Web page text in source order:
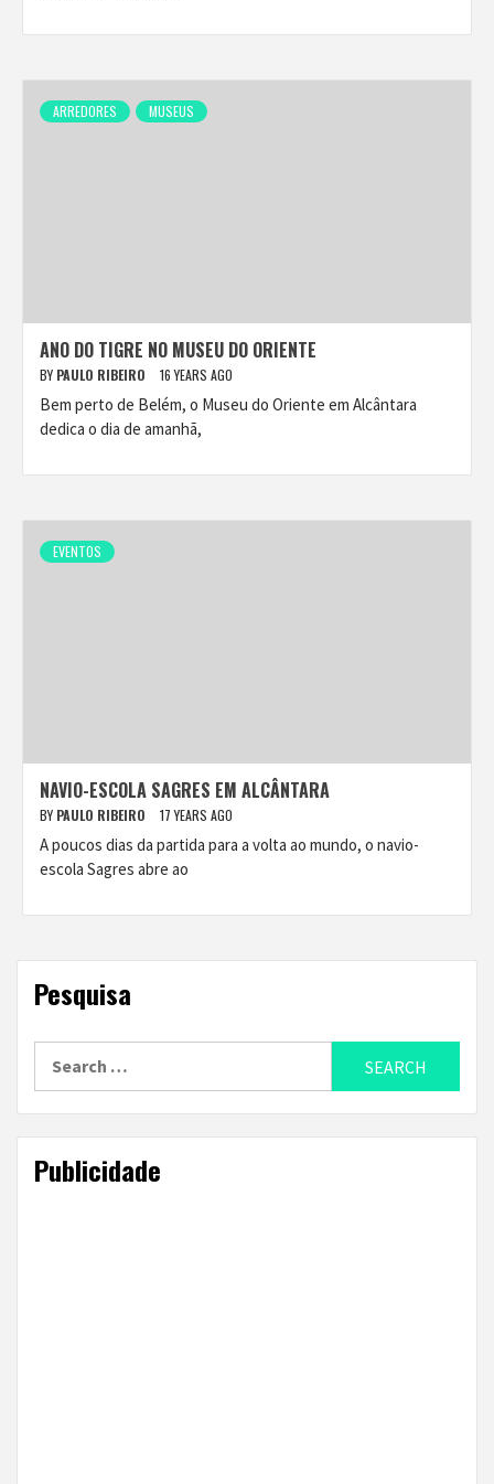
ARREDORES MUSEUS
ANO DO TIGRE NO MUSEU DO ORIENTE
BY PAULO RIBEIRO 16 YEARS AGO
Bem perto de Belém, o Museu do Oriente em Alcântara
dedica o dia de amanhã,
EVENTOS
NAVIO-ESCOLA SAGRES EM ALCÂNTARA
BY PAULO RIBEIRO 17 YEARS AGO
A poucos dias da partida para a volta ao mundo, o navio-
escola Sagres abre ao
Pesquisa
Publicidade